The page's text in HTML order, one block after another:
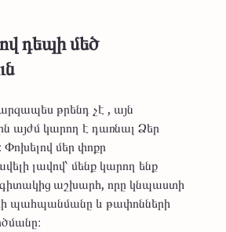
դեպի մեծ
թրենդ չէ , այն
այժմ կարող է դառնալ Ձեր
Փոխելով մեր փոքր
լավով՝ մենք կարող ենք
աշխարհ, որը կնպաստի
պահպանմանը և թափոնների